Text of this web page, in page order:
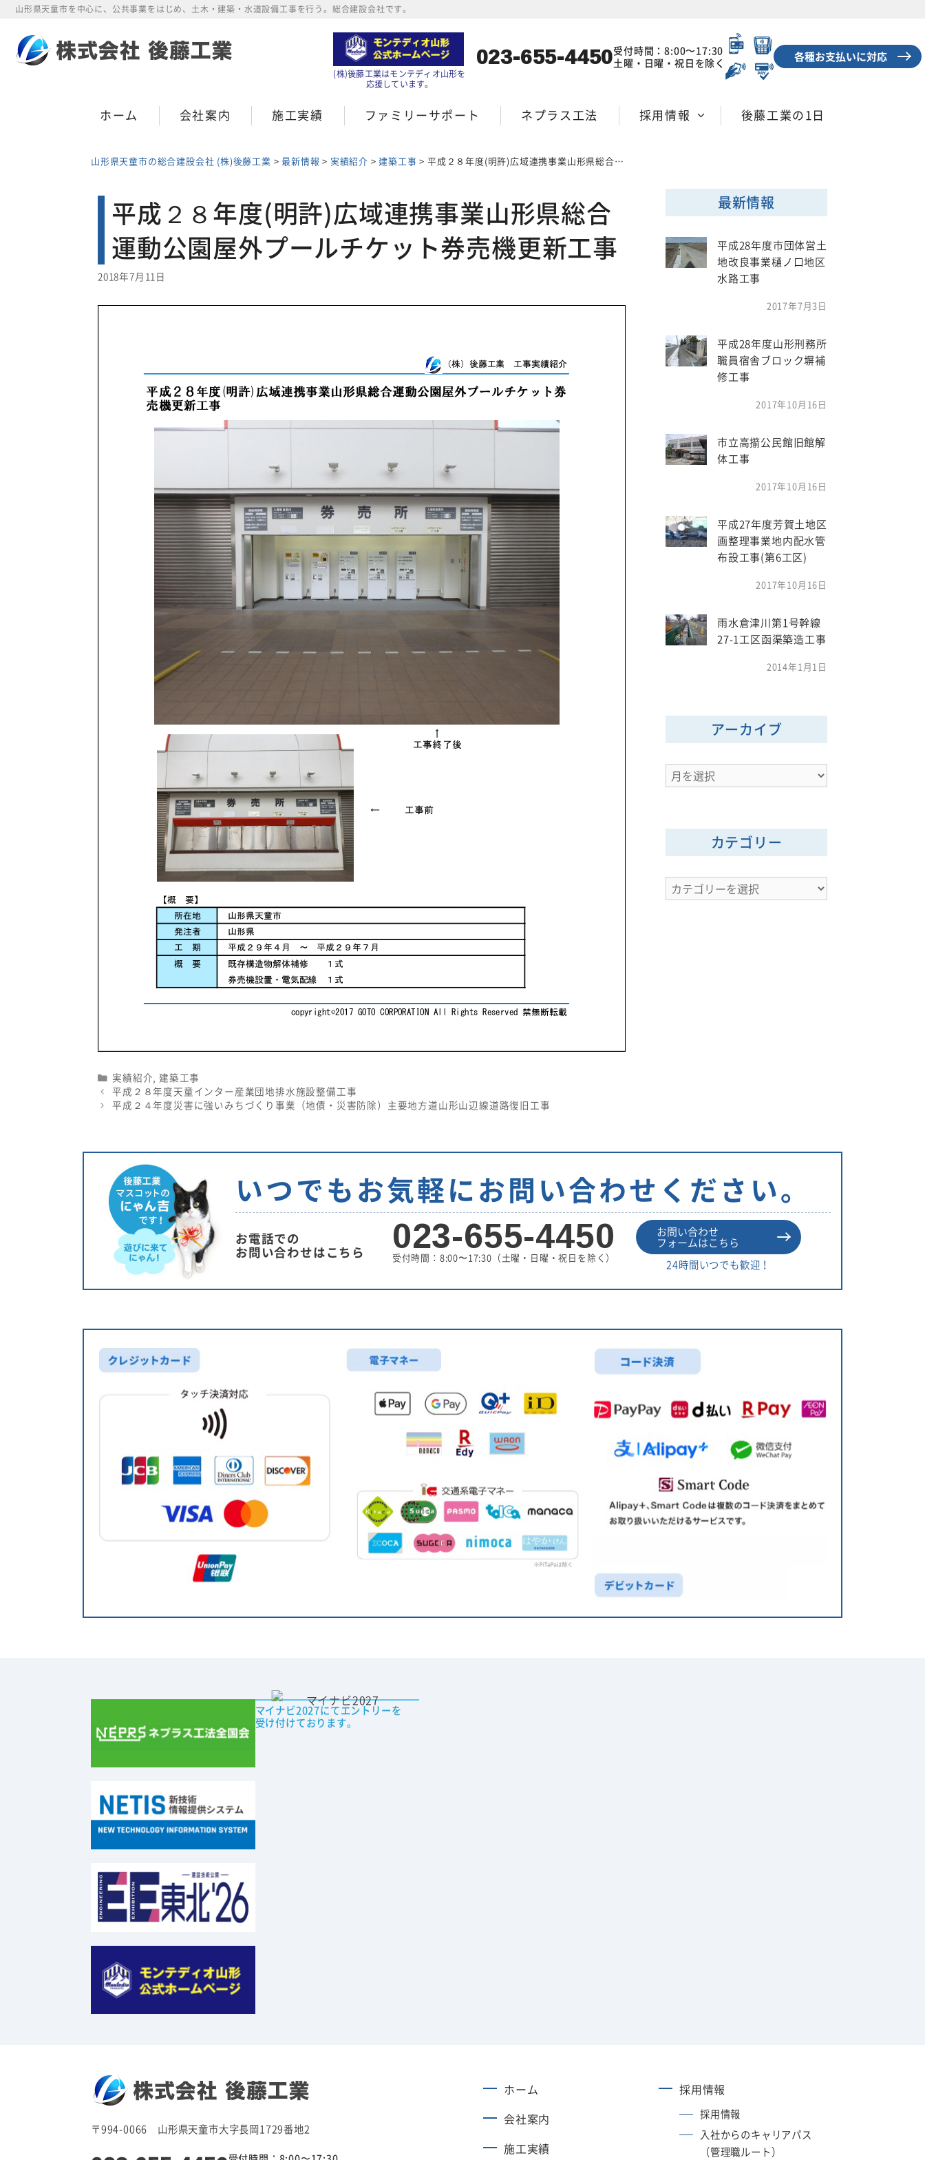
Skip
content
山形県天童市を中心に、公共事業をはじめ、土木・建築・水道設備工事を行う。総合建設会社です。
(株)後藤工業はモンテディオ山形を
応援しています。
023-655-4450受付時間：8:00〜17:30
土曜・日曜・祝日を除く
各種お支払いに対応
ホーム 会社案内 施工実績 ファミリーサポート ネプラス工法 採用情報 後藤工業の1日
山形県天童市の総合建設会社 (株)後藤工業 > 最新情報 > 実績紹介 >建築工事 >平成２８年度(明許)広域連携事業山形県総合運動公園屋外プールチケット券売機更新工事
平成２８年度(明許)広域連携事業山形県総合
運動公園屋外プールチケット券売機更新工事
2018年7月11日
Categories
実績紹介 建築工事
平成２８年度天童インター産業団地排水施設整備工事
平成２４年度災害に強いみちづくり事業（地債・災害防除）主要地方道山形山辺線道路復旧工事
最新情報
平成28年度市団体営土
地改良事業樋ノ口地区
水路工事
2017年7月3日
平成28年度山形刑務所
職員宿舎ブロック塀補
修工事
2017年10月16日
市立高擶公民館旧館解
体工事
2017年10月16日
平成27年度芳賀土地区
画整理事業地内配水管
布設工事(第6工区)
2017年10月16日
雨水倉津川第1号幹線
27-1工区函渠築造工事
2014年1月1日
アーカイブ
ア
ー
イ
カテゴリー
カ
テ
いつでもお気軽にお問い合わせください。
お電話での
お問い合わせはこちら 023-655-4450
受付時間：8:00〜17:30 （土曜・日曜・祝日を除く）
お問い合わせ
フォームはこちら
24時間いつでも歓迎！
マイナビ2027にてエントリーを
受け付けております。
〒994-0066 山形県天童市大字長岡1729番地2
ホーム
会社案内
施工実績
採用情報
採用情報
入社からのキャリアパス
（管理職ルート）